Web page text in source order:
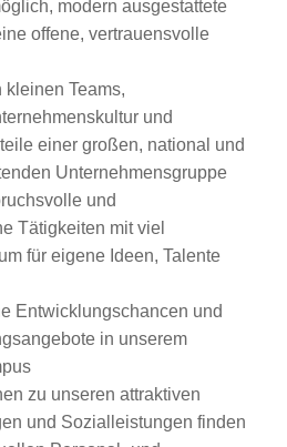
modern ausgestattete
offene, vertrauensvolle
Teams,
und
einer großen, national und
Unternehmensgruppe
und
Tätigkeiten mit viel
für eigene Ideen, Talente
Entwicklungschancen und
in unserem
zu unseren attraktiven
und Sozialleistungen finden